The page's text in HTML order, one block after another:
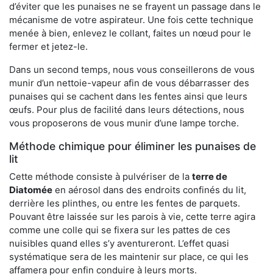
d’éviter que les punaises ne se frayent un passage dans le
mécanisme de votre aspirateur. Une fois cette technique
menée à bien, enlevez le collant, faites un nœud pour le
fermer et jetez-le.
Dans un second temps, nous vous conseillerons de vous
munir d’un nettoie-vapeur afin de vous débarrasser des
punaises qui se cachent dans les fentes ainsi que leurs
œufs. Pour plus de facilité dans leurs détections, nous
vous proposerons de vous munir d’une lampe torche.
Méthode chimique pour éliminer les punaises de
lit
Cette méthode consiste à pulvériser de la terre de
Diatomée en aérosol dans des endroits confinés du lit,
derrière les plinthes, ou entre les fentes de parquets.
Pouvant être laissée sur les parois à vie, cette terre agira
comme une colle qui se fixera sur les pattes de ces
nuisibles quand elles s’y aventureront. L’effet quasi
systématique sera de les maintenir sur place, ce qui les
affamera pour enfin conduire à leurs morts.